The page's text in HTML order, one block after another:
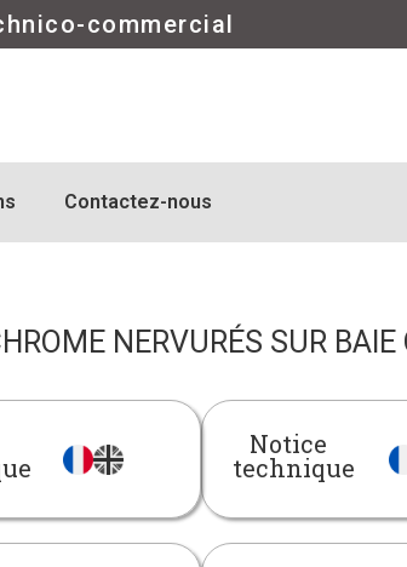
commercial
Contactez-nous
NERVURÉS SUR BAIE
Notice
technique